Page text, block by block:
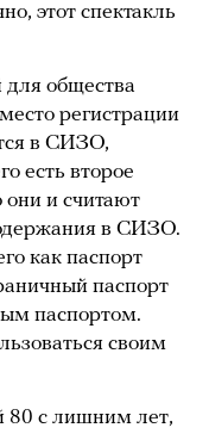
этот спектакль
общества
регистрации
в СИЗО,
есть второе
они и считают
в СИЗО.
как паспорт
паспорт
паспортом.
своим
80 с лишним лет,